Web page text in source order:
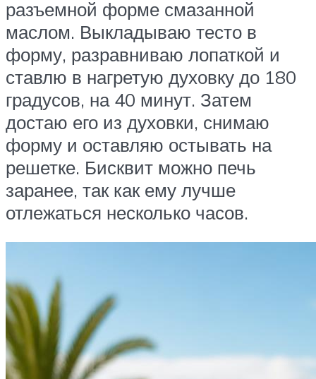
разъемной форме смазанной
маслом. Выкладываю тесто в
форму, разравниваю лопаткой и
ставлю в нагретую духовку до 180
градусов, на 40 минут. Затем
достаю его из духовки, снимаю
форму и оставляю остывать на
решетке. Бисквит можно печь
заранее, так как ему лучше
отлежаться несколько часов.